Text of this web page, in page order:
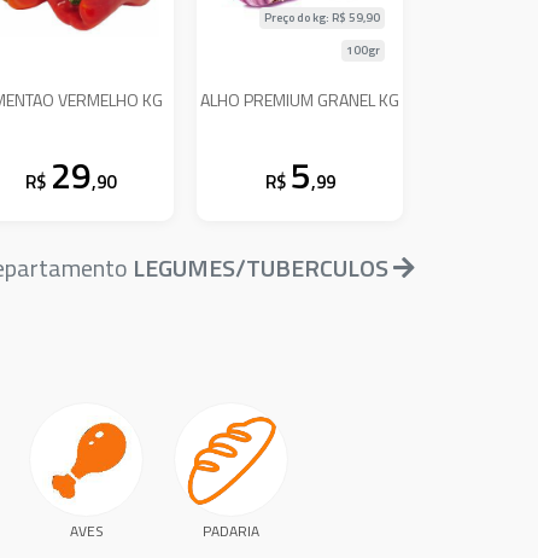
VERMELHO KG
R$ 29,90
ALHO PREMIUM GRANEL KG
Preço do kg: R$59,90
100gr
R$ 5,99
LEGUMES/TUBERCULOS
AVES PADARIA